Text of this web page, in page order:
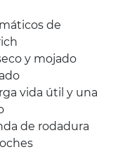
de
y mojado
vida útil y una
de rodadura